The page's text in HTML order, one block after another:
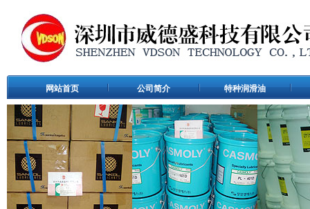
网站首页 公司简介 特种润滑油